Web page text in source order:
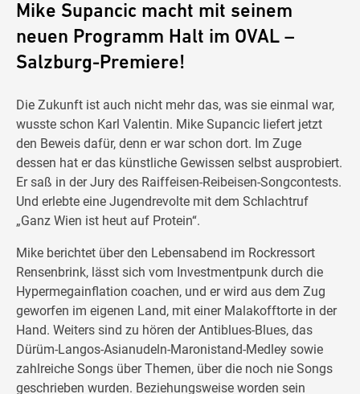
Mike Supancic macht mit seinem
neuen Programm Halt im OVAL –
Salzburg-Premiere!
Die Zukunft ist auch nicht mehr das, was sie einmal war,
wusste schon Karl Valentin. Mike Supancic liefert jetzt
den Beweis dafür, denn er war schon dort. Im Zuge
dessen hat er das künstliche Gewissen selbst ausprobiert.
Er saß in der Jury des Raiffeisen-Reibeisen-Songcontests.
Und erlebte eine Jugendrevolte mit dem Schlachtruf
„Ganz Wien ist heut auf Protein“.
Mike berichtet über den Lebensabend im Rockressort
Rensenbrink, lässt sich vom Investmentpunk durch die
Hypermegainflation coachen, und er wird aus dem Zug
geworfen im eigenen Land, mit einer Malakofftorte in der
Hand. Weiters sind zu hören der Antiblues-Blues, das
Dürüm-Langos-Asianudeln-Maronistand-Medley sowie
zahlreiche Songs über Themen, über die noch nie Songs
geschrieben wurden. Beziehungsweise worden sein